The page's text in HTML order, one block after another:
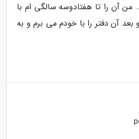
من آن را تا هفتادوسه سالگی ام با
آن دفتر را با خودم می برم و به